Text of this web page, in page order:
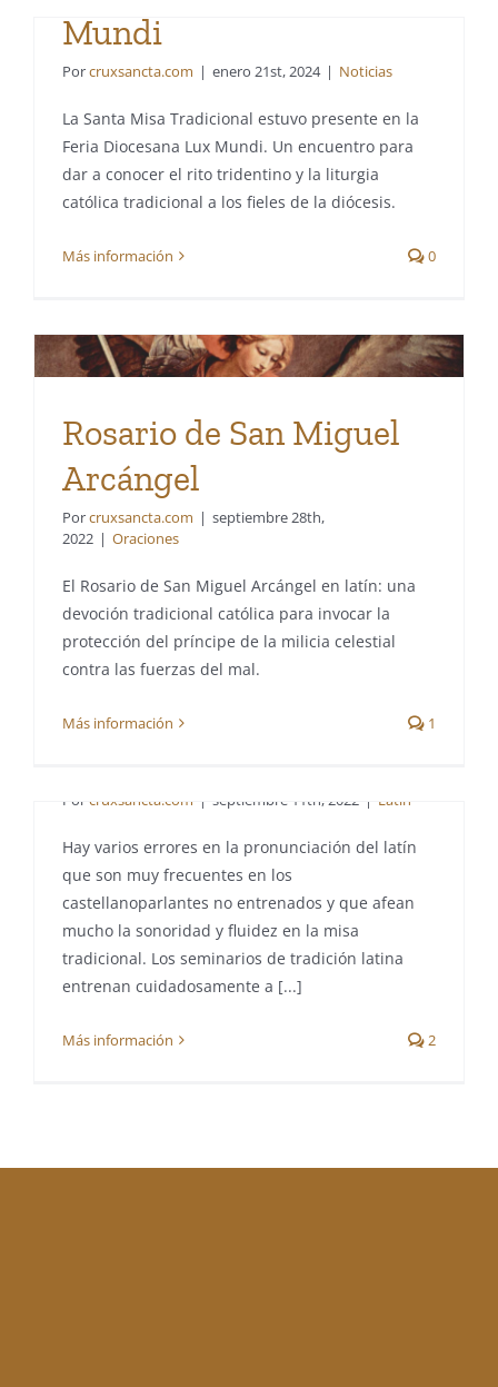
Mundi
Porcruxsancta.com | enero 21st, 2024 | Noticias
La Santa Misa Tradicional estuvo presente en la
Feria Diocesana Lux Mundi. Un encuentro para
dar a conocer el rito tridentino y la liturgia
católica tradicional a los fieles de la diócesis.
Más información 0
Rosario de San Miguel
Arcángel
Porcruxsancta.com | septiembre 28th,
2022 | Oraciones
El Rosario de San Miguel Arcángel en latín: una
devoción tradicional católica para invocar la
protección del príncipe de la milicia celestial
contra las fuerzas del mal.
Más información 1
Pule tu latín: los dos
errores más frecuentes
Por cruxsancta.com | septiembre 11th, 2022 | Latín
Hay varios errores en la pronunciación del latín
que son muy frecuentes en los
castellanoparlantes no entrenados y que afean
mucho la sonoridad y fluidez en la misa
tradicional. Los seminarios de tradición latina
entrenan cuidadosamente a [...]
Más información 2